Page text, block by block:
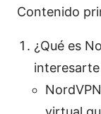
Contenido
¿Qué es